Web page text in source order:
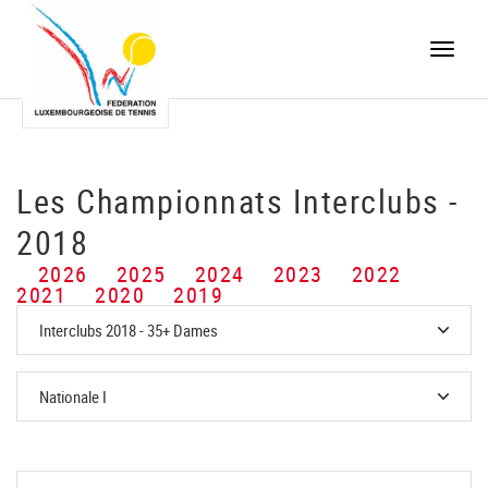
Toggle
Les Championnats Interclubs -
2018
2026 2025 2024 2023 2022
2021 2020 2019